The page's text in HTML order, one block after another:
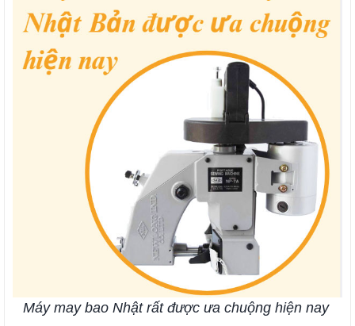
Máy may bao Nhật rất được ưa chuộng hiện nay